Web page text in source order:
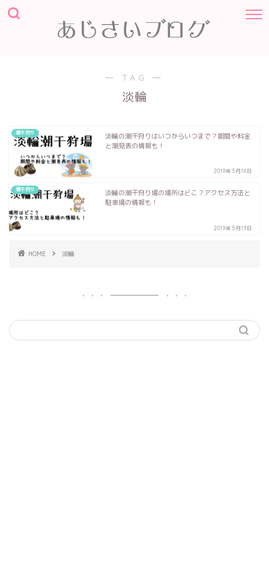
― TAG ―
淡輪
潮干狩り
淡輪の潮干狩りはいつからいつまで？期間や料金
と潮見表の情報も！
2019年5月16日
潮干狩り
淡輪の潮干狩り場の場所はどこ？アクセス方法と
駐車場の情報も！
2019年5月13日
HOME 淡輪